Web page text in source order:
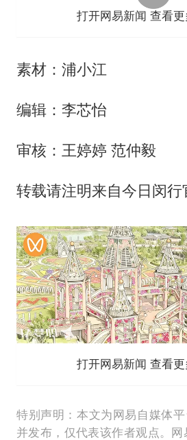
打开网易新闻 查看
素材：浦小江
编辑：李芯怡
审核：王婷婷 范仲毅
转载请注明来自今日闵行
打开网易新闻 查看
特别声明：本文为网易自媒体
并发布，仅代表该作者观点。